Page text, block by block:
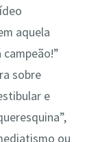
aquela
campeão!”
sobre
e
ou